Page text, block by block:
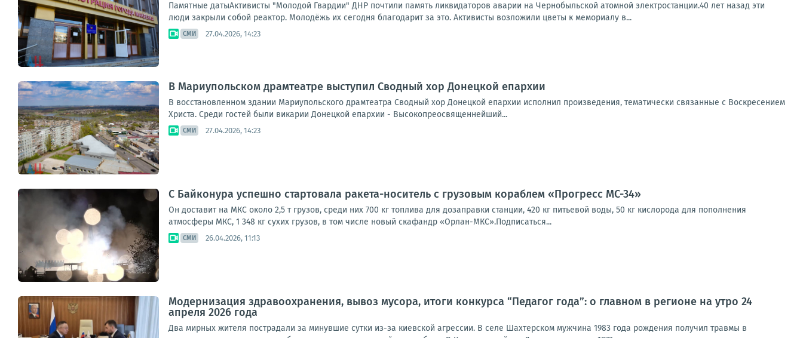
Памятные датыАктивисты "Молодой Гвардии" ДНР почтили память ликвидаторов аварии на Чернобыльской атомной электростанции.40 лет назад эти
люди закрыли собой реактор. Молодёжь их сегодня благодарит за это. Активисты возложили цветы к мемориалу в...
СМИ 27.04.2026, 14:23
В Мариупольском драмтеатре выступил Сводный хор Донецкой епархии
В восстановленном здании Мариупольского драмтеатра Сводный хор Донецкой епархии исполнил произведения, тематически связанные с Воскресением
Христа. Среди гостей были викарии Донецкой епархии - Высокопреосвященнейший...
СМИ 27.04.2026, 14:23
С Байконура успешно стартовала ракета-носитель с грузовым кораблем «Прогресс МС-34»
Он доставит на МКС около 2,5 т грузов, среди них 700 кг топлива для дозаправки станции, 420 кг питьевой воды, 50 кг кислорода для пополнения
атмосферы МКС, 1 348 кг сухих грузов, в том числе новый скафандр «Орлан-МКС».Подписаться...
СМИ 26.04.2026, 11:13
Модернизация здравоохранения, вывоз мусора, итоги конкурса “Педагог года”: о главном в регионе на утро 24
апреля 2026 года
Два мирных жителя пострадали за минувшие сутки из-за киевской агрессии. В селе Шахтерском мужчина 1983 года рождения получил травмы в